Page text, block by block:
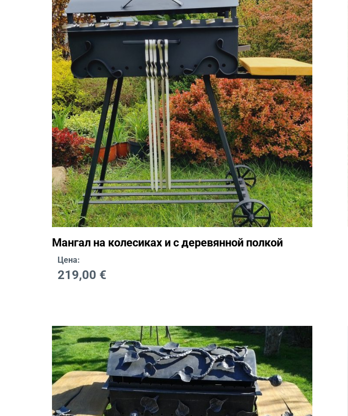
Мангал на колесиках и с деревянной полкой
Цена:
219,00 €